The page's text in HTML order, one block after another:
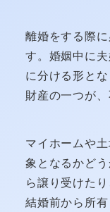
離婚をする際
す。婚姻中に
に分ける形と
財産の一つが、
マイホームや
象となるかど
ら譲り受けた
結婚前から所